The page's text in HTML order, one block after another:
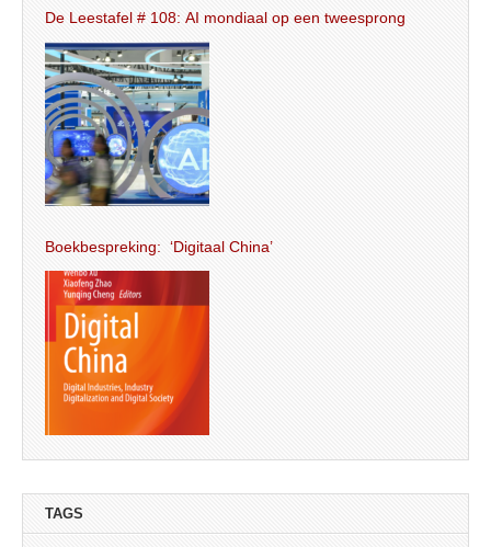
De Leestafel # 108: AI mondiaal op een tweesprong
Boekbespreking: ‘Digitaal China’
TAGS